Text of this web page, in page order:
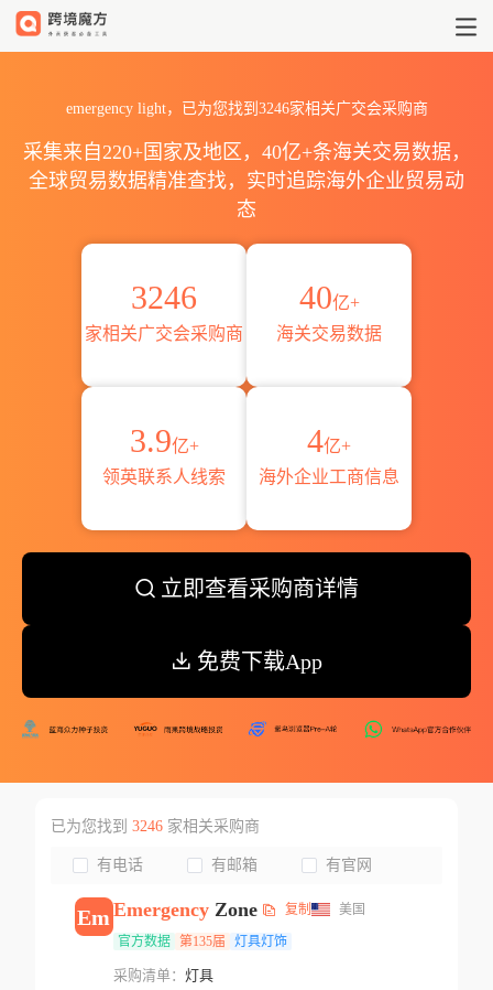
emergency light，已为您找到3246家相关广交会采购商
采集来自220+国家及地区，40亿+条海关交易数据，
全球贸易数据精准查找，实时追踪海外企业贸易动
态
3246
家相关广交会采购商
40亿+
海关交易数据
3.9亿+
领英联系人线索
4亿+
海外企业工商信息
立即查看采购商详情
免费下载App
已为您找到 3246家相关采购商
有电话 有邮箱 有官网
EmEmergencyZone 复制 美国
官方数据 第135届 灯具灯饰
采购清单： 灯具